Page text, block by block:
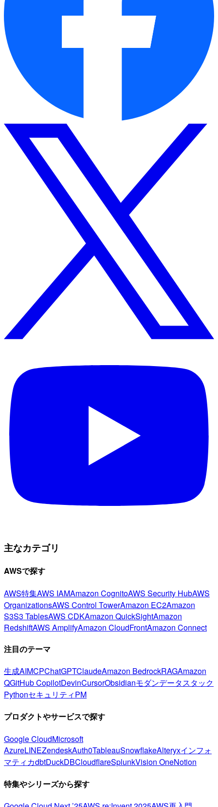
主なカテゴリ
AWSで探す
AWS特集AWS IAMAmazon CognitoAWS Security HubAWS
OrganizationsAWS Control TowerAmazon EC2Amazon
S3S3 TablesAWS CDKAmazon QuickSightAmazon
RedshiftAWS AmplifyAmazon CloudFrontAmazon Connect
注目のテーマ
生成AIMCPChatGPTClaudeAmazon BedrockRAGAmazon
QGitHub CopilotDevinCursorObsidianモダンデータスタック
PythonセキュリティPM
プロダクトやサービスで探す
Google CloudMicrosoft
AzureLINEZendeskAuth0TableauSnowflakeAlteryxインフォ
マティカdbtDuckDBCloudflareSplunkVision OneNotion
特集やシリーズから探す